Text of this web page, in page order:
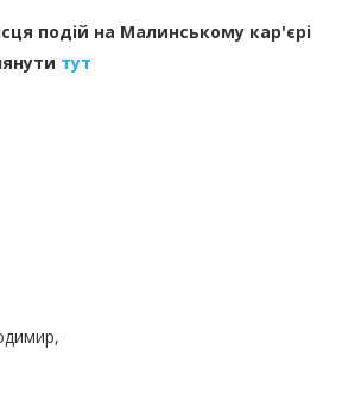
подій на Малинському кар'єрі
тут